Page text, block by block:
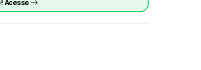
Acesse